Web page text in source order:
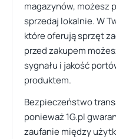
magazynów, możesz
sprzedaj lokalnie. W
które oferują sprzęt
przed zakupem
sygnału i jakość
produktem.
Bezpieczeństwo
ponieważ 1G.pl
zaufanie między